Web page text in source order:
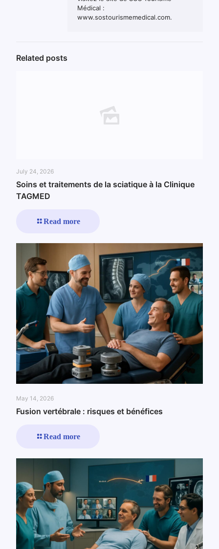
Médical :
www.sostourismemedical.com.
Related posts
July 24, 2026
Soins et traitements de la sciatique à la Clinique
TAGMED
Read more
May 14, 2026
Fusion vertébrale : risques et bénéfices
Read more